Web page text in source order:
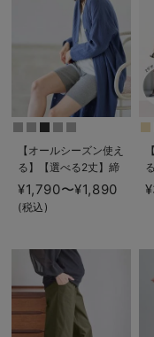
【オールシーズン使え
る】【選べる2丈】締
め付けない綿混リブス
トレートレギンス【産
¥1,790〜¥1,890
(税込)